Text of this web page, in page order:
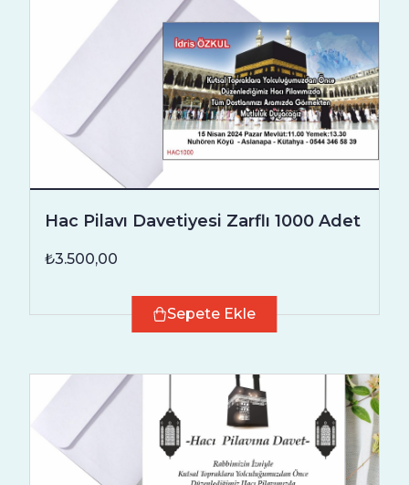
Hac Pilavı Davetiyesi Zarflı 1000 Adet
₺3.500,00
Sepete Ekle